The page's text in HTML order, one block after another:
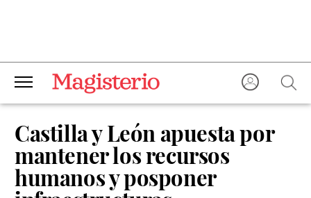
Castilla y León apuesta por
mantener los recursos
humanos y posponer